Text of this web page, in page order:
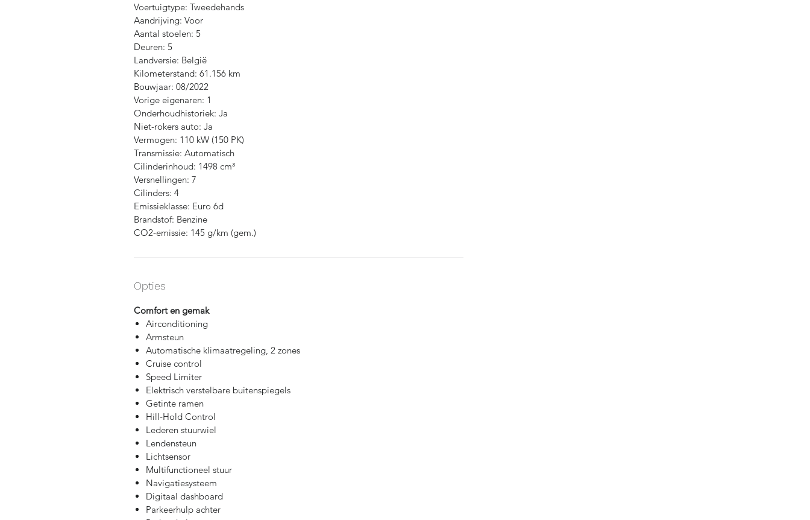
Voertuigtype: Tweedehands
Aandrijving: Voor
Aantal stoelen: 5
Deuren: 5
Landversie: België
Kilometerstand: 61.156 km
Bouwjaar: 08/2022
Vorige eigenaren: 1
Onderhoudhistoriek: Ja
Niet-rokers auto: Ja
Vermogen: 110 kW (150 PK)
Transmissie: Automatisch
Cilinderinhoud: 1498 cm³
Versnellingen: 7
Cilinders: 4
Emissieklasse: Euro 6d
Brandstof: Benzine
CO2-emissie: 145 g/km (gem.)
Opties
Comfort en gemak
Airconditioning
Armsteun
Automatische klimaatregeling, 2 zones
Cruise control
Speed Limiter
Elektrisch verstelbare buitenspiegels
Getinte ramen
Hill-Hold Control
Lederen stuurwiel
Lendensteun
Lichtsensor
Multifunctioneel stuur
Navigatiesysteem
Digitaal dashboard
Parkeerhulp achter